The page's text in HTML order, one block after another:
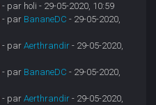
- par holi - 29-05-2020, 10:59
- par BananeDC - 29-05-2020,
- parAerthrandir - 29-05-2020,
- par BananeDC - 29-05-2020,
- parAerthrandir - 29-05-2020,